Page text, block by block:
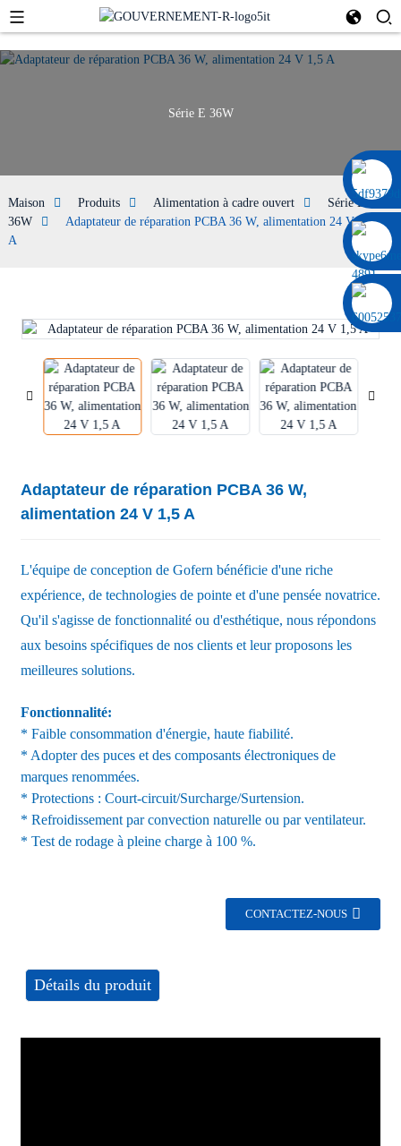
0086 13322920697
Série E 36W
Maison Produits Alimentation à cadre ouvert
Série E
36W
Adaptateur de réparation PCBA 36 W, alimentation 24 V 1,5
A
Adaptateur de réparation PCBA 36 W,
alimentation 24 V 1,5 A
L'équipe de conception de Gofern bénéficie d'une riche
expérience, de technologies de pointe et d'une pensée novatrice.
Qu'il s'agisse de fonctionnalité ou d'esthétique, nous répondons
aux besoins spécifiques de nos clients et leur proposons les
meilleures solutions.
Fonctionnalité:
* Faible consommation d'énergie, haute fiabilité.
* Adopter des puces et des composants électroniques de
marques renommées.
* Protections : Court-circuit/Surcharge/Surtension.
* Refroidissement par convection naturelle ou par ventilateur.
* Test de rodage à pleine charge à 100 %.
CONTACTEZ-NOUS
Détails du produit